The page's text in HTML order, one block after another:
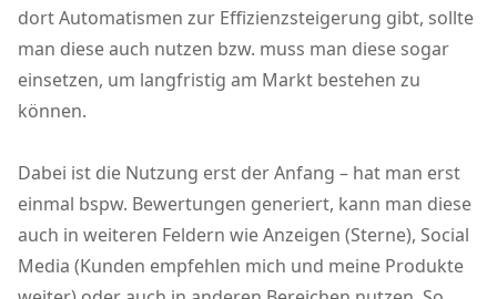
dort Automatismen zur Effizienzsteigerung gibt, sollte
man diese auch nutzen bzw. muss man diese sogar
einsetzen, um langfristig am Markt bestehen zu
können.
Dabei ist die Nutzung erst der Anfang – hat man erst
einmal bspw. Bewertungen generiert, kann man diese
auch in weiteren Feldern wie Anzeigen (Sterne), Social
Media (Kunden empfehlen mich und meine Produkte